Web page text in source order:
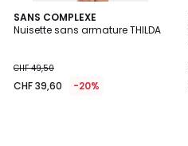
SANS COMPLEXE
Nuisette sans armature THILDA
CHF 49,50
CHF 39,60 -20%